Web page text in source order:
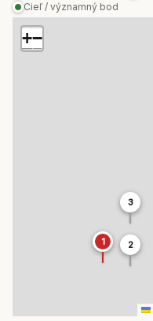
Cieľ / významný bod
1 2
3
+−